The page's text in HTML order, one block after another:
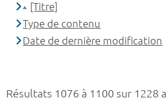
Résultats 1076 à 1100 sur 1228
[Titre]
Type de contenu
Date de dernière modification